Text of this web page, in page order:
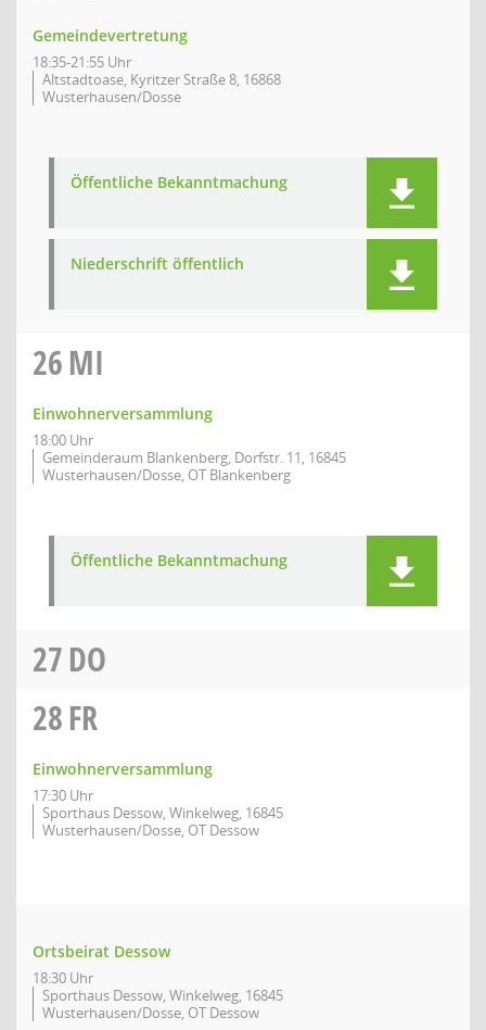
Gemeindevertretung
18:35-21:55 Uhr
Altstadtoase, Kyritzer Straße 8, 16868
Wusterhausen/Dosse
Öffentliche Bekanntmachung
Niederschrift öffentlich
26MI
Einwohnerversammlung
18:00 Uhr
Gemeinderaum Blankenberg, Dorfstr. 11, 16845
Wusterhausen/Dosse, OT Blankenberg
Öffentliche Bekanntmachung
27DO
28FR
Einwohnerversammlung
17:30 Uhr
Sporthaus Dessow, Winkelweg, 16845
Wusterhausen/Dosse, OT Dessow
Ortsbeirat Dessow
18:30 Uhr
Sporthaus Dessow, Winkelweg, 16845
Wusterhausen/Dosse, OT Dessow